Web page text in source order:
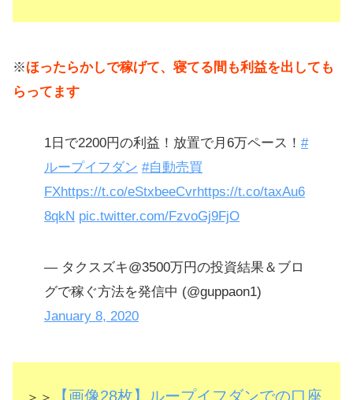
※ほったらかしで稼げて、寝てる間も利益を出しても
らってます
1日で2200円の利益！放置で月6万ペース！ #
ループイフダン #自動売買
FXhttps://t.co/eStxbeeCvrhttps://t.co/taxAu6
8qkN pic.twitter.com/FzvoGj9FjO
— タクスズキ@3500万円の投資結果＆ブロ
グで稼ぐ方法を発信中 (@guppaon1)
January 8, 2020
【画像28枚】ループイフダンでの口座